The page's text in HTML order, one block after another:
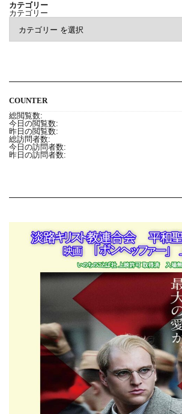
カテゴリー
カテゴリー
COUNTER
総閲覧数:
今日の閲覧数:
昨日の閲覧数:
総訪問者数:
今日の訪問者数:
昨日の訪問者数: